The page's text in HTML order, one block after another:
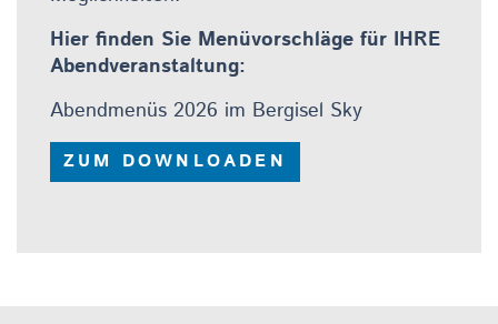
Hier finden Sie Menüvorschläge für IHRE
Abendveranstaltung:
Abendmenüs 2026 im Bergisel Sky
ZUM DOWNLOADEN